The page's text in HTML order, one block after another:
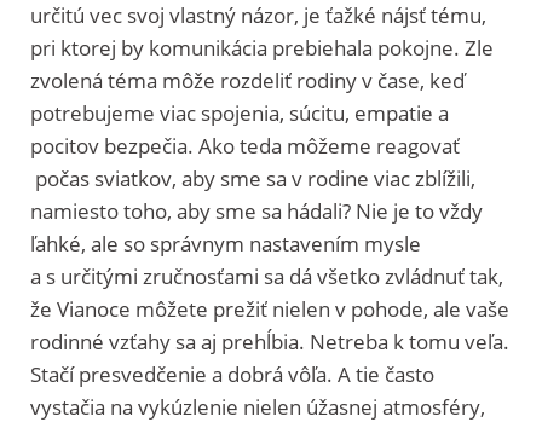
určitú vec svoj vlastný názor, je ťažké nájsť tému,
pri ktorej by komunikácia prebiehala pokojne. Zle
zvolená téma môže rozdeliť rodiny v čase, keď
potrebujeme viac spojenia, súcitu, empatie a
pocitov bezpečia. Ako teda môžeme reagovať
počas sviatkov, aby sme sa v rodine viac zblížili,
namiesto toho, aby sme sa hádali? Nie je to vždy
ľahké, ale so správnym nastavením mysle
a s určitými zručnosťami sa dá všetko zvládnuť tak,
že Vianoce môžete prežiť nielen v pohode, ale vaše
rodinné vzťahy sa aj prehĺbia. Netreba k tomu veľa.
Stačí presvedčenie a dobrá vôľa. A tie často
vystačia na vykúzlenie nielen úžasnej atmosféry,